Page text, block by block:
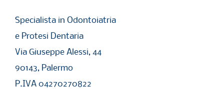
Specialista in Odontoiatria
e Protesi Dentaria
Via Giuseppe Alessi, 44
90143, Palermo
P.IVA 04270270822